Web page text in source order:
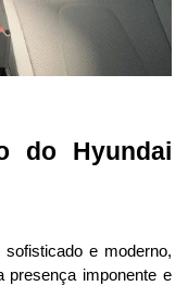
do Hyundai
e moderno,
presença imponente e